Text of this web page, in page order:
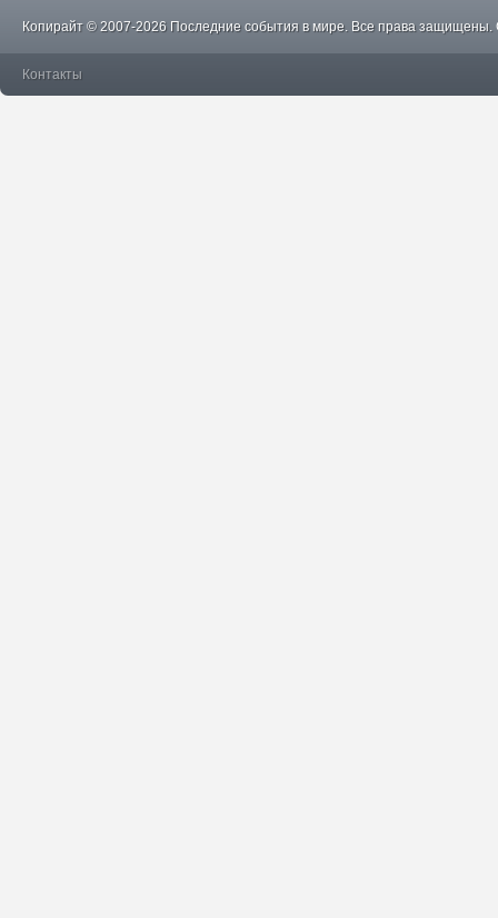
Копирайт © 2007-2026 Последние события в мире. Все права защищены.
Контакты